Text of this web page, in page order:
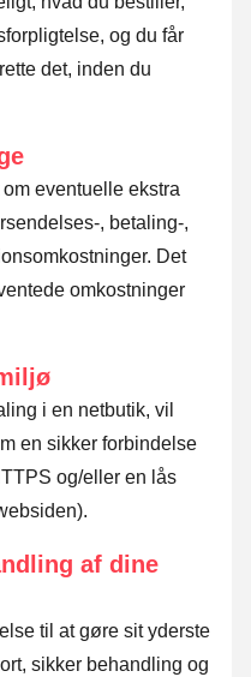
og du får
det, inden du
eventuelle ekstra
, betaling-,
Det
omkostninger
i en netbutik, vil
en sikker forbindelse
og/eller en lås
af dine
til at gøre sit yderste
sikker behandling og